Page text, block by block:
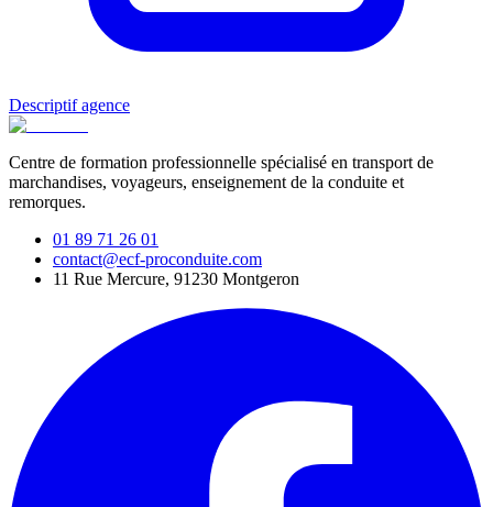
Descriptif agence
Centre de formation professionnelle spécialisé en transport de
marchandises, voyageurs, enseignement de la conduite et
remorques.
01 89 71 26 01
contact@ecf-proconduite.com
11 Rue Mercure, 91230 Montgeron